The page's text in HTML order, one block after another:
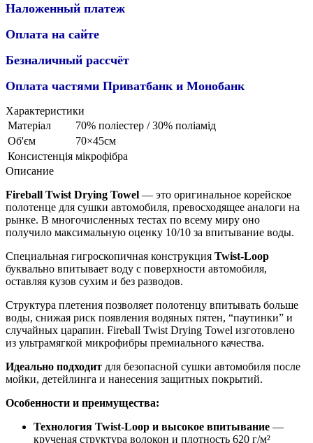
Наложенный платеж
Оплата на сайте
Безналичный рассчёт
Оплата частями Приватбанк и Монобанк
Характеристики
Матеріал
70% поліестер / 30% поліамід
Об'єм
70×45см
Консистенція мікрофібра
Описание
Fireball Twist Drying Towel — это оригинальное корейское
полотенце для сушки автомобиля, превосходящее аналоги на
рынке. В многочисленных тестах по всему миру оно
получило максимальную оценку 10/10 за впитывание воды.
Специальная гигроскопичная конструкция Twist-Loop
буквально впитывает воду с поверхности автомобиля,
оставляя кузов сухим и без разводов.
Структура плетения позволяет полотенцу впитывать больше
воды, снижая риск появления водяных пятен, “паутинки” и
случайных царапин. Fireball Twist Drying Towel изготовлено
из ультрамягкой микрофибры премиального качества.
Идеально подходит для безопасной сушки автомобиля после
мойки, детейлинга и нанесения защитных покрытий.
Особенности и преимущества:
Технология Twist-Loop и высокое впитывание —
крученая структура волокон и плотность 620 г/м²